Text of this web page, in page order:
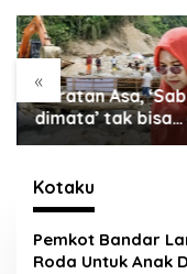
«
Guratan Asa,
dimata’ tak bisa
disembunyikan..
Kotaku
Pemkot Bandar
Roda Untuk Anak